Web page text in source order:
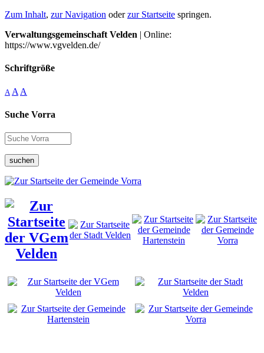
Zum Inhalt, zur Navigation oderzur Startseite springen.
Verwaltungsgemeinschaft Velden | Online:
https://www.vgvelden.de/
Schriftgröße
A A A
Suche Vorra
suchen